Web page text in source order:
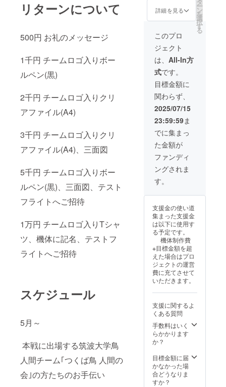
リターンについて
500円 お礼のメッセージ
1千円 チームロゴ入りボー
ルペン(黒)
2千円 チームロゴ入りクリ
アファイル(A4)
3千円 チームロゴ入りクリ
アファイル(A4)、三面図
5千円 チームロゴ入りボー
ルペン(黒)、三面図、テスト
フライトへご招待
1万円 チームロゴ入りTシャ
ツ、機体に記名、テストフ
ライトへご招待
スケジュール
5月～
本戦に出場する筑波大学鳥
人間チーム｢つくば鳥 人間の
会｣の方たちのお手伝い
させて
す。
入 注意
事項：
支援
時、必
ず備考
欄に掲
載を希
望され
るお名
前をご
記入く
ださい
テスト
フライ
トへご
招待
(2025年
度内を
予定、
茨城県
南) ス
発送す
たり、
支援者
様のご
住所の
記載を
お願い
しま
す。 記
載して
いただ
いたご
リター
ン品の
発送の
みに使
用させ
だきま
す。
詳細を見る ー
ン
を
選
択
す
る
このプロ
ジェクト
は、 All-In方
式です。
目標金額に
関わらず、
2025/07/15
23:59:59ま
でに集まっ
た金額が
ファンディ
ングされま
す。
支援金の使い道
集まった支援金
は以下に使用す
る予定です。
機体制作費
※目標金額を超
えた場合はプロ
ジェクトの運営
費に充てさせて
いただきます。
支援に関するよ
くある質問
手数料はいく
らかかります
か？
目標金額に届
かなかった場
合どうなりま
すか？